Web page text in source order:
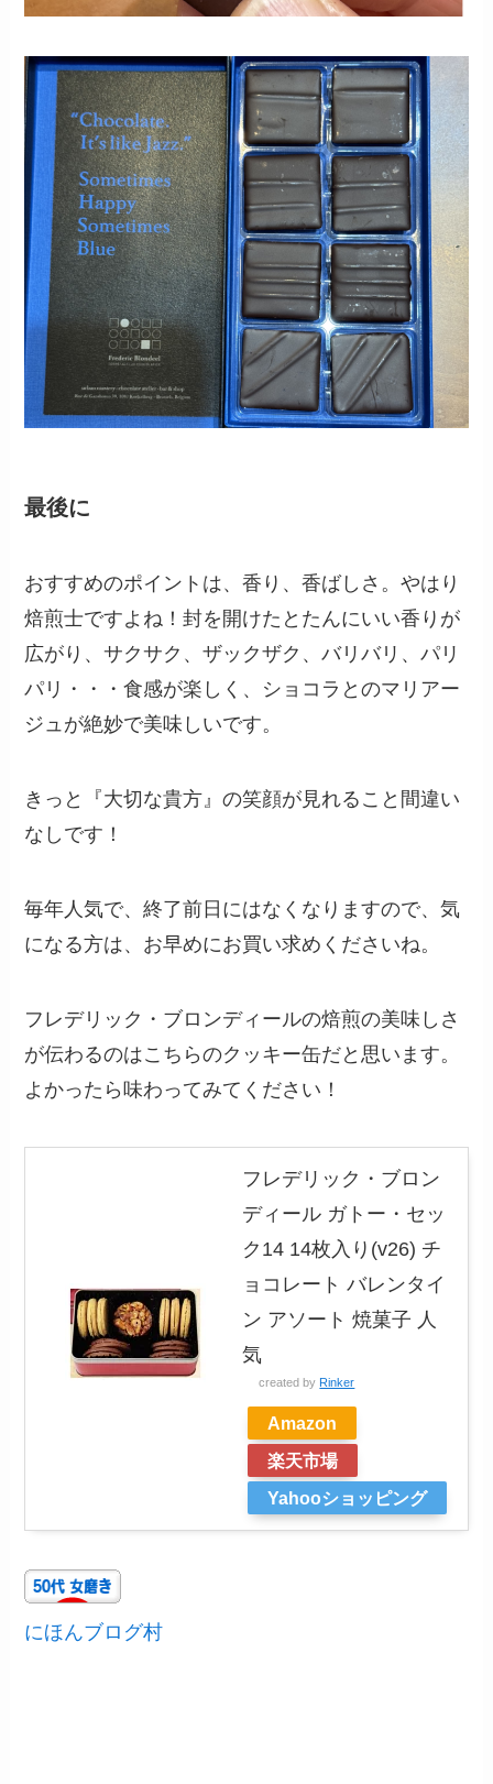
最後に
おすすめのポイントは、香り、香ばしさ。やはり
焙煎士ですよね！封を開けたとたんにいい香りが
広がり、サクサク、ザックザク、バリバリ、パリ
パリ・・・食感が楽しく、ショコラとのマリアー
ジュが絶妙で美味しいです。
きっと『大切な貴方』の笑顔が見れること間違い
なしです！
毎年人気で、終了前日にはなくなりますので、気
になる方は、お早めにお買い求めくださいね。
フレデリック・ブロンディールの焙煎の美味しさ
が伝わるのはこちらのクッキー缶だと思います。
よかったら味わってみてください！
フレデリック・ブロン
ディール ガトー・セッ
ク14 14枚入り(v26) チ
ョコレート バレンタイ
ン アソート 焼菓子 人
気
created by Rinker
Amazon
楽天市場
Yahooショッピング
にほんブログ村